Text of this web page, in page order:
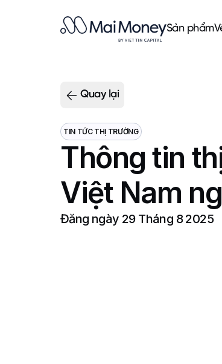
Sản phẩm
Quay lại
TIN TỨC THỊ TRƯỜNG
Thông tin
Việt Nam
Đăng ngày 29 Tháng 8 2025